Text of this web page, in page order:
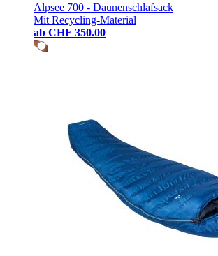
Alpsee 700 - Daunenschlafsack
Mit Recycling-Material
ab CHF 350.00